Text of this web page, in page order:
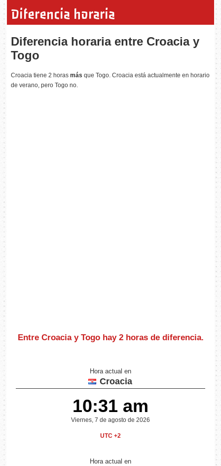
Diferencia horaria
Diferencia horaria entre Croacia y
Togo
Croacia tiene 2 horasmás que Togo. Croacia está actualmente en horario
de verano, pero Togo no.
Entre Croacia y Togo hay 2 horas de diferencia.
Hora actual en
Croacia
10:31 am
Viernes, 7 de agosto de 2026
UTC +2
Hora actual en